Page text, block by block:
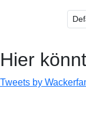
Hier
Tweets by